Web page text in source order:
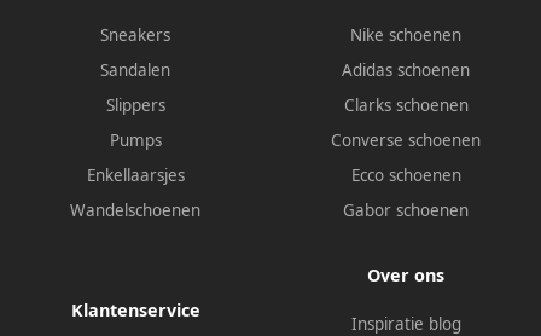
Sneakers
Sandalen
Slippers
Pumps
Enkellaarsjes
Wandelschoenen
Nike schoenen
Adidas schoenen
Clarks schoenen
Converse schoenen
Ecco schoenen
Gabor schoenen
Klantenservice
Over ons
Inspiratie blog